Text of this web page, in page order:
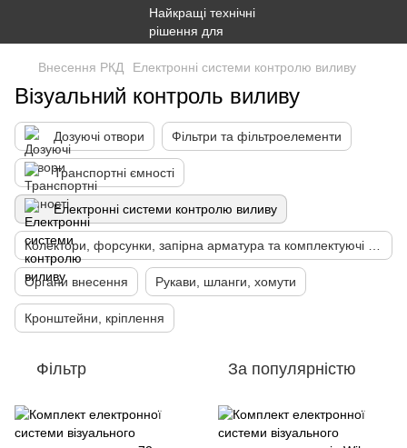
Внесення РКД Електронні системи контролю виливу
Візуальний контроль виливу
Дозуючі отвори Фільтри та фільтроелементи
Транспортні ємності
Електронні системи контролю виливу
Органи внесення Рукави, шланги, хомути
Кронштейни, кріплення
Фільтр За популярністю